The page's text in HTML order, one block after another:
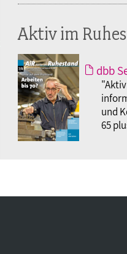
Aktiv im
dbb
und
65